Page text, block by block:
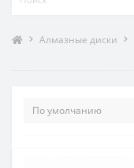
Алмазные диски